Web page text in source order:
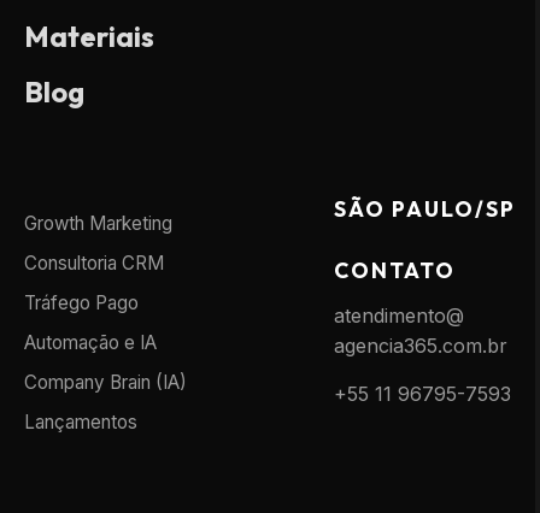
Materiais
Blog
Growth Marketing
Consultoria CRM
Tráfego Pago
Automação e IA
Company Brain (IA)
Lançamentos
SÃO PAULO/SP
CONTATO
atendimento@
agencia365.com.br
+55 11 96795-7593